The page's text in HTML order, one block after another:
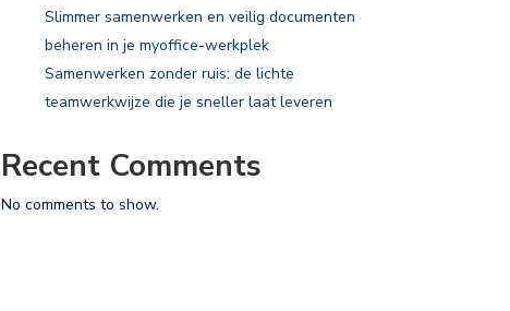
Slimmer samenwerken en veilig documenten
beheren in je myoffice-werkplek
Samenwerken zonder ruis: de lichte
teamwerkwijze die je sneller laat leveren
Recent Comments
No comments to show.